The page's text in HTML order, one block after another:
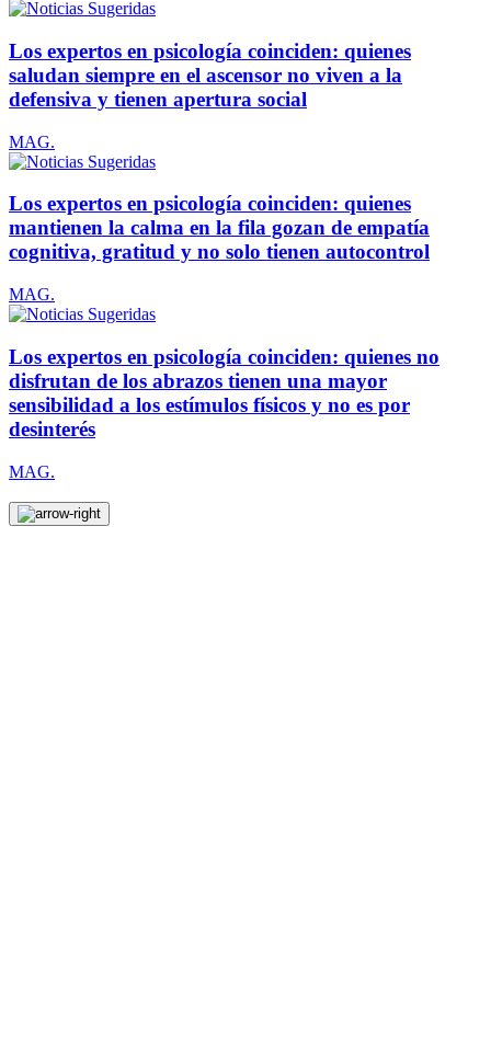
Los expertos en psicología coinciden: quienes
saludan siempre en el ascensor no viven a la
defensiva y tienen apertura social
MAG.
Los expertos en psicología coinciden: quienes
mantienen la calma en la fila gozan de empatía
cognitiva, gratitud y no solo tienen autocontrol
MAG.
Los expertos en psicología coinciden: quienes no
disfrutan de los abrazos tienen una mayor
sensibilidad a los estímulos físicos y no es por
desinterés
MAG.